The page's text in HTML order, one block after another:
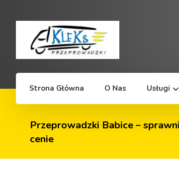
Strona Główna O Nas Usługi
Przeprowadzki Babice –
cenie